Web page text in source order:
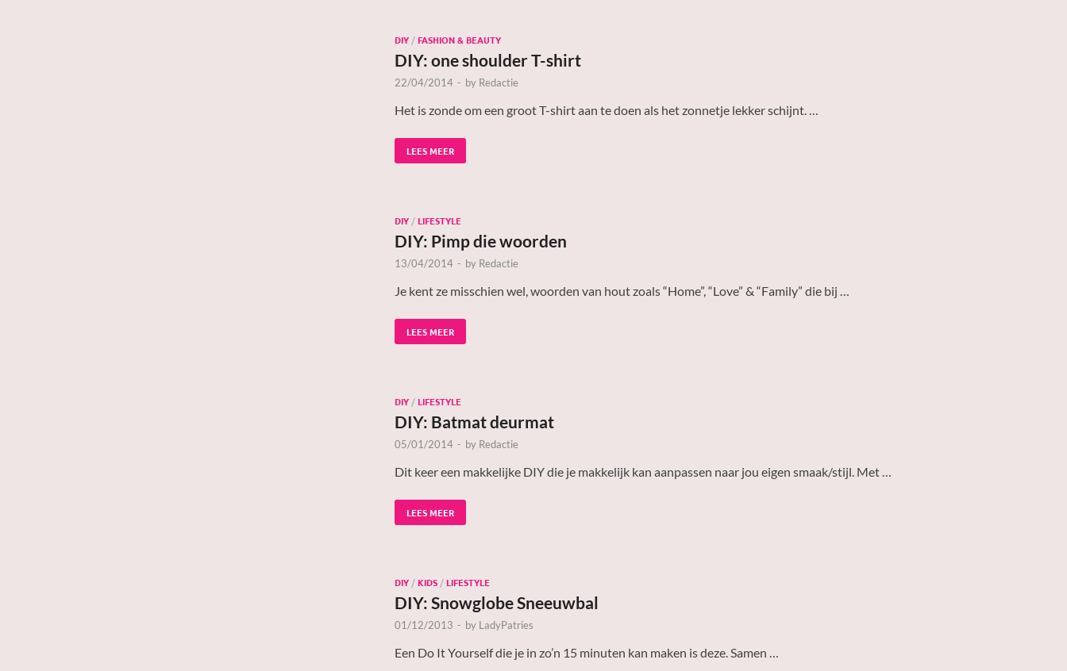
DIY /FASHION & BEAUTY
DIY: one shoulder T-shirt
22/04/2014 - by Redactie
Het is zonde om een groot T-shirt aan te doen als het zonnetje lekker schijnt. …
LEES MEER
DIY /LIFESTYLE
DIY: Pimp die woorden
13/04/2014 - by Redactie
Je kent ze misschien wel, woorden van hout zoals “Home”, “Love” & “Family” die bij …
LEES MEER
DIY /LIFESTYLE
DIY: Batmat deurmat
05/01/2014 - by Redactie
Dit keer een makkelijke DIY die je makkelijk kan aanpassen naar jou eigen smaak/stijl. Met …
LEES MEER
DIY /KIDS /LIFESTYLE
DIY: Snowglobe Sneeuwbal
01/12/2013 - by LadyPatries
Een Do It Yourself die je in zo’n 15 minuten kan maken is deze. Samen …